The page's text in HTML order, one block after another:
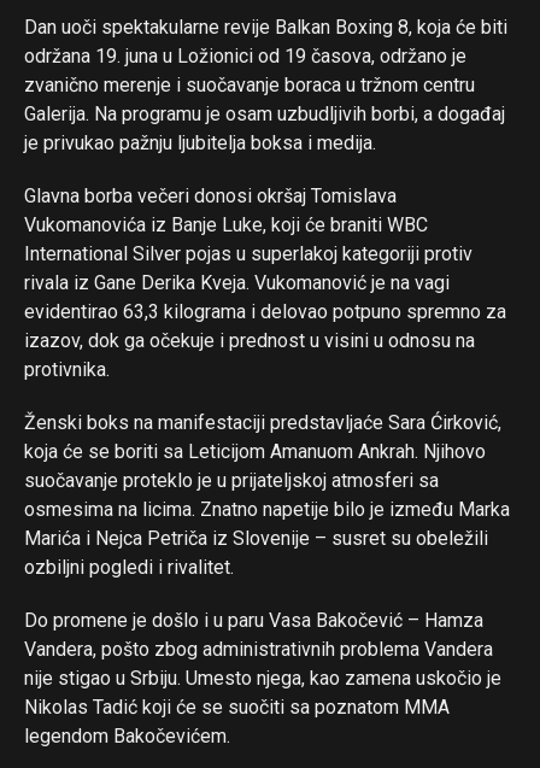
Dan uoči spektakularne revije Balkan Boxing 8, koja će biti
održana 19. juna u Ložionici od 19 časova, održano je
zvanično merenje i suočavanje boraca u tržnom centru
Galerija. Na programu je osam uzbudljivih borbi, a događaj
je privukao pažnju ljubitelja boksa i medija.
Glavna borba večeri donosi okršaj Tomislava
Vukomanovića iz Banje Luke, koji će braniti WBC
International Silver pojas u superlakoj kategoriji protiv
rivala iz Gane Derika Kveja. Vukomanović je na vagi
evidentirao 63,3 kilograma i delovao potpuno spremno za
izazov, dok ga očekuje i prednost u visini u odnosu na
protivnika.
Ženski boks na manifestaciji predstavljaće Sara Ćirković,
koja će se boriti sa Leticijom Amanuom Ankrah. Njihovo
suočavanje proteklo je u prijateljskoj atmosferi sa
osmesima na licima. Znatno napetije bilo je između Marka
Marića i Nejca Petriča iz Slovenije – susret su obeležili
ozbiljni pogledi i rivalitet.
Do promene je došlo i u paru Vasa Bakočević – Hamza
Vandera, pošto zbog administrativnih problema Vandera
nije stigao u Srbiju. Umesto njega, kao zamena uskočio je
Nikolas Tadić koji će se suočiti sa poznatom MMA
legendom Bakočevićem.